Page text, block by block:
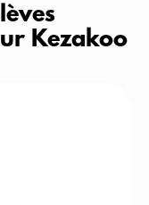
Kezakoo